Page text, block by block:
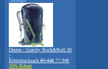
Deuter - Gravity Rock&Roll 30
-
Kletterrucksack 97.43€ 77.94€
20% Rabatt